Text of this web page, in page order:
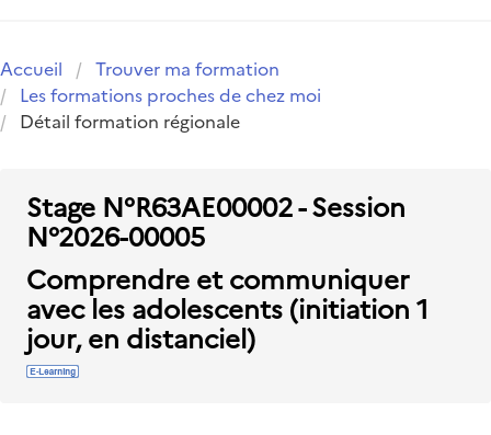
Accueil
Trouver ma formation
Les formations proches de chez moi
Détail formation régionale
Stage N°R63AE00002 - Session
N°2026-00005
Comprendre et communiquer
avec les adolescents (initiation 1
jour, en distanciel)